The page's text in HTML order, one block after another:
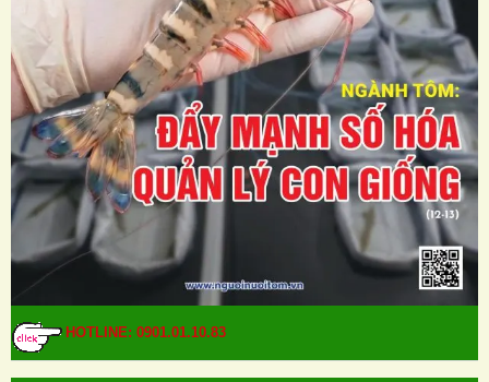
HOTLINE: 0901.01.10.83